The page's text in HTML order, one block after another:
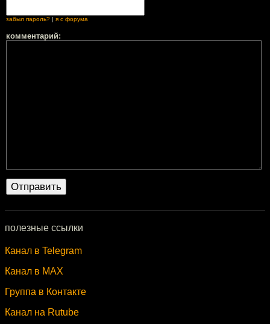
забыл пароль? | я с форума
комментарий:
полезные ссылки
Канал в Telegram
Канал в MAX
Группа в Контакте
Канал на Rutube